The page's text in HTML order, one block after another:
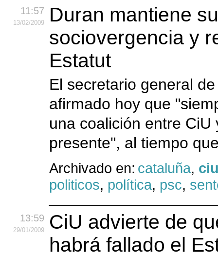
11:57
13/02/2009
Duran mantiene
sociovergencia y
Estatut
El secretario general
afirmado hoy que
una coalición entre
presente", al tiempo
Archivado en: cataluña,
politicos, política, psc,
13:59
29/01/2009
CiU advierte de
habrá fallado el